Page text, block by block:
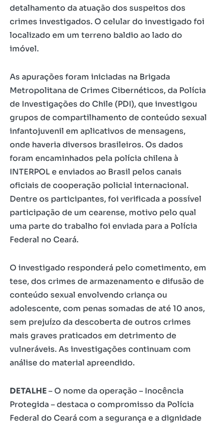
detalhamento da atuação dos suspeitos dos
crimes investigados. O celular do investigado foi
localizado em um terreno baldio ao lado do
imóvel.
As apurações foram iniciadas na Brigada
Metropolitana de Crimes Cibernéticos, da Polícia
de Investigações do Chile (PDI), que investigou
grupos de compartilhamento de conteúdo sexual
infantojuvenil em aplicativos de mensagens,
onde haveria diversos brasileiros. Os dados
foram encaminhados pela polícia chilena à
INTERPOL e enviados ao Brasil pelos canais
oficiais de cooperação policial internacional.
Dentre os participantes, foi verificada a possível
participação de um cearense, motivo pelo qual
uma parte do trabalho foi enviada para a Polícia
Federal no Ceará.
O investigado responderá pelo cometimento, em
tese, dos crimes de armazenamento e difusão de
conteúdo sexual envolvendo criança ou
adolescente, com penas somadas de até 10 anos,
sem prejuízo da descoberta de outros crimes
mais graves praticados em detrimento de
vulneráveis. As investigações continuam com
análise do material apreendido.
DETALHE– O nome da operação – Inocência
Protegida – destaca o compromisso da Polícia
Federal do Ceará com a segurança e a dignidade